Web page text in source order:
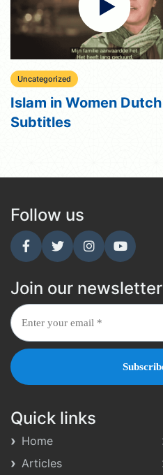
Uncategorized
Islam in Women Dutch
Subtitles
Follow us
Join our newsletter
Quick links
Home
Articles